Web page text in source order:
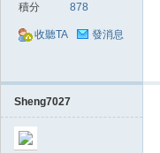
積分 878
收聽TA 發消息
Sheng7027